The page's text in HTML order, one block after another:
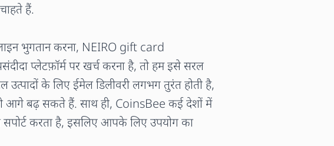
हैं.
भुगतान करना, NEIRO gift card
प्लेटफ़ॉर्म पर खर्च करना है, तो हम इसे सरल
के लिए ईमेल डिलीवरी लगभग तुरंत होती है,
आगे बढ़ सकते हैं. साथ ही, CoinsBee कई देशों में
करता है, इसलिए आपके लिए उपयोग का